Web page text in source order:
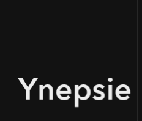
Ynepsie